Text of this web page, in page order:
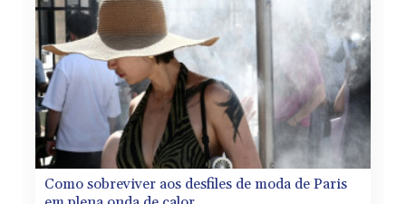
Como sobreviver aos desfiles de moda de Paris